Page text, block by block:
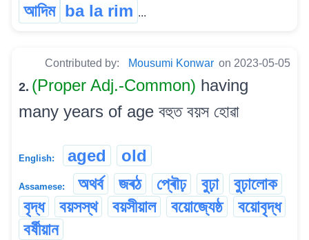
আদিম ba la rim ...
Contributed by: Mousumi Konwar on 2023-05-05
2. (Proper Adj.-Common) having
many years of age বহুত বয়স হোৱা
English: aged old
Assamese: অথৰ্ব জৰঠ প্ৰৌঢ় বুঢ়া
বুঢ়ালোক
বৃদ্ধ
বয়সস্থ বয়সীয়াল বয়োজ্যেষ্ঠ
বয়োবৃদ্ধ
বৰ্ষীয়ান